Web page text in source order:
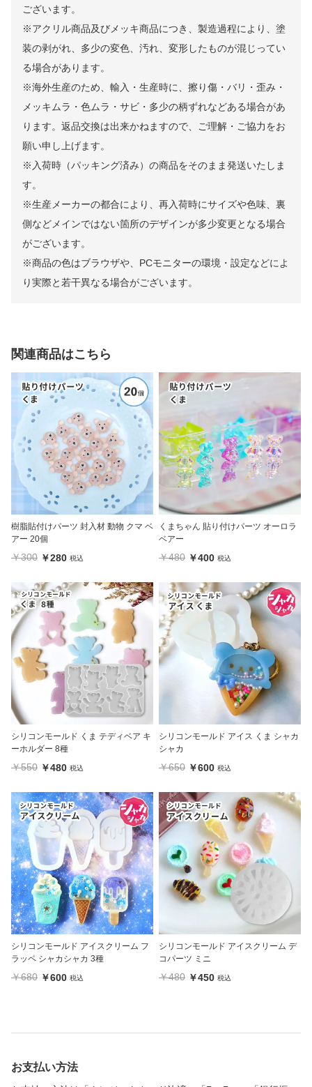
ございます。
※アクリル商品及びメッキ商品につき、製造過程により、塗
装の剥がれ、多少の変色、汚れ、変形したものが混じってい
る場合があります。
※海外⽣産のため、輸⼊・⽣産時に、擦り傷・バリ・歪み・
メッキムラ・色ムラ・サビ・多少の柄ずれなどある場合があ
ります。返品交換は出来かねますので、ご理解・ご協⼒をお
願い申し上げます。
※⼊荷時（パッキング済み）の商品をそのまま発送いたしま
す。
※⽣産メーカーの都合により、再⼊荷時にサイズや⾊味、裏
側などメインではない箇所のデザインが多少変更となる場合
がございます。
※商品の⾊はブラウザや、PCモニターの環境・設定などによ
り実際と若⼲異なる場合がございます。
関連商品はこちら
樹脂貼付けパーツ 封入材 動物 クマ ベ
アー 20個
￥300 ￥280 税込
くまちゃん 貼り付けパーツ オーロラ
ベアー
￥480 ￥400 税込
シリコンモールド くま テディベア キ
ーホルダー 8種
￥550 ￥480 税込
シリコンモールド アイス くま シャカ
シャカ
￥650 ￥600 税込
シリコンモールド アイスクリーム フ
ラッペ シャカシャカ 3種
￥680 ￥600 税込
シリコンモールド アイスクリーム デ
コパーツ ミニ
￥480 ￥450 税込
お支払い方法